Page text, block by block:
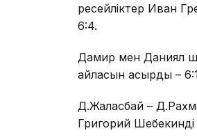
ресейліктер Иван
6:4.
Дамир мен Даниял
айласын асырды –
Д.Жалғасбай –
Григорий